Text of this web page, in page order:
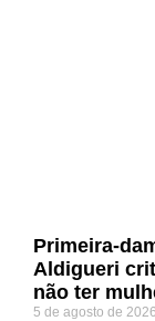
Primeira-
Aldigueri
não ter
5 de agosto de 2026